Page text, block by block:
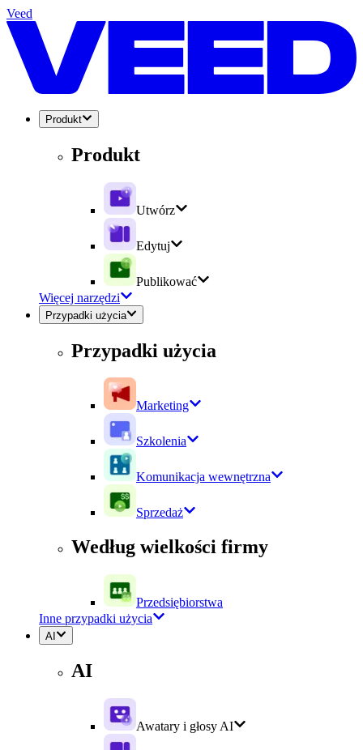
Veed
Produkt
Produkt
Utwórz
Edytuj
Publikować
Więcej narzędzi
Przypadki użycia
Przypadki użycia
Marketing
Szkolenia
Komunikacja wewnętrzna
Sprzedaż
Według wielkości firmy
Przedsiębiorstwa
Inne przypadki użycia
AI
AI
Awatary i głosy AI